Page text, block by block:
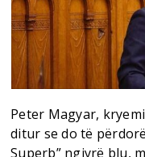
Peter Magyar,
ditur se do të
Superb” ngjyrë blu,